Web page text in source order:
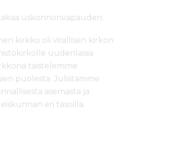
uskonnonvapauden.
kirkko oli virallisen kirkon
uudenlaisia
taistelemme
puolesta. Julistamme
asemasta ja
eri tasoilla.